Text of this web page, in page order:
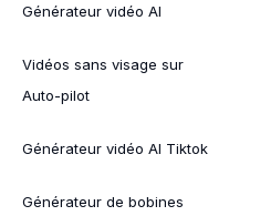
Générateur vidéo AI
Vidéos sans visage sur
Auto-pilot
Générateur vidéo AI Tiktok
Générateur de bobines